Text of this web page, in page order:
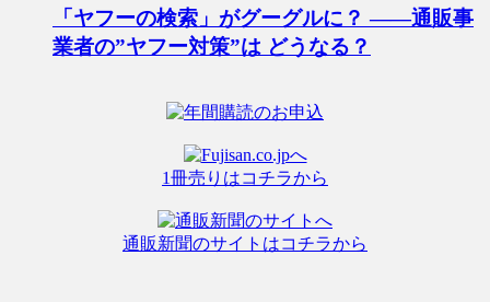
「ヤフーの検索」がグーグルに？ ――通販事
業者の”ヤフー対策”は どうなる？
1冊売りはコチラから
通販新聞のサイトはコチラから